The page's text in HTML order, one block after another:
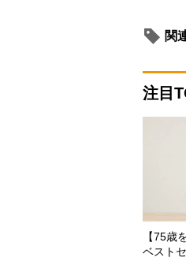
関
注目
【75歳
ベスト